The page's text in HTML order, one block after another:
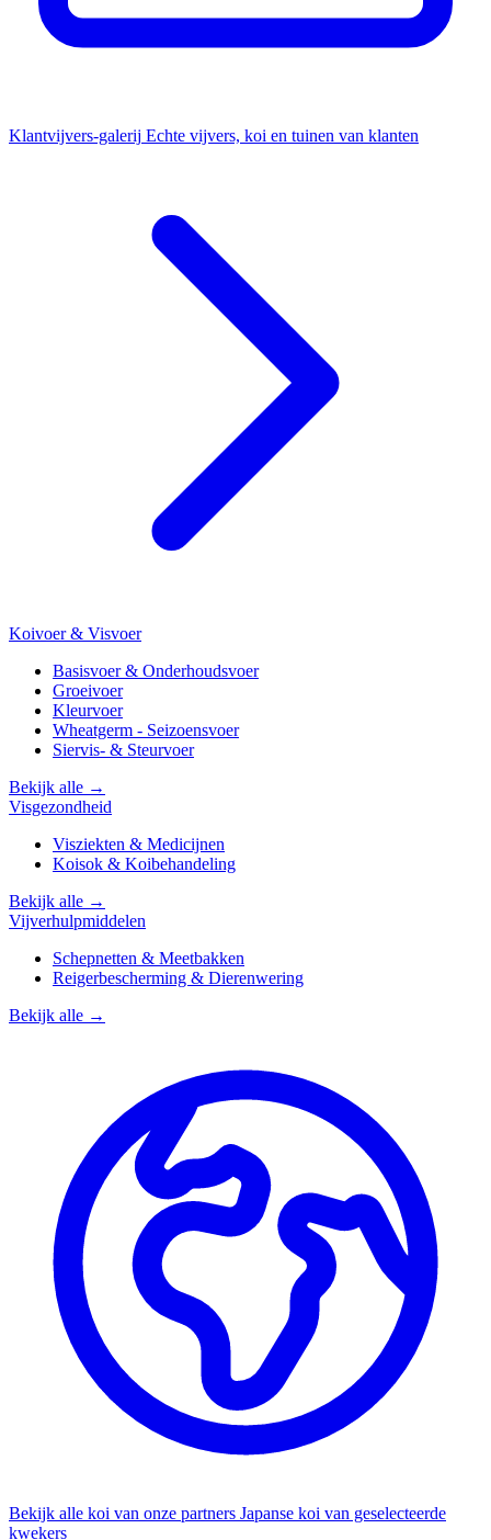
Klantvijvers-galerij Echte vijvers, koi en tuinen van klanten
Koivoer & Visvoer
Basisvoer & Onderhoudsvoer
Groeivoer
Kleurvoer
Wheatgerm - Seizoensvoer
Siervis- & Steurvoer
Bekijk alle →
Visgezondheid
Visziekten & Medicijnen
Koisok & Koibehandeling
Bekijk alle →
Vijverhulpmiddelen
Schepnetten & Meetbakken
Reigerbescherming & Dierenwering
Bekijk alle →
Bekijk alle koi van onze partners Japanse koi van geselecteerde
kwekers